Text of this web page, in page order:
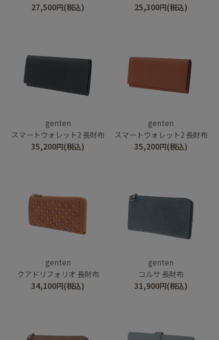
27,500円(税込)
25,300円(税込)
genten
スマートウォレット2 長財布
35,200円(税込)
genten
スマートウォレット2 長財布
35,200円(税込)
genten
クアドリフォリオ 長財布
34,100円(税込)
genten
コルサ 長財布
31,900円(税込)